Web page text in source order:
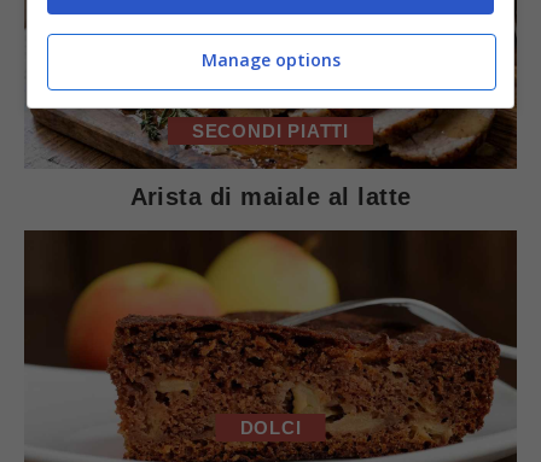
SECONDI PIATTI
Arista di maiale al latte
DOLCI
Manage options